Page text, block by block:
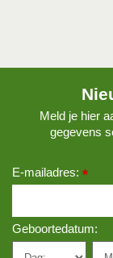
Meld je hier
gegevens
E-mailadres: *
Geboortedatum: